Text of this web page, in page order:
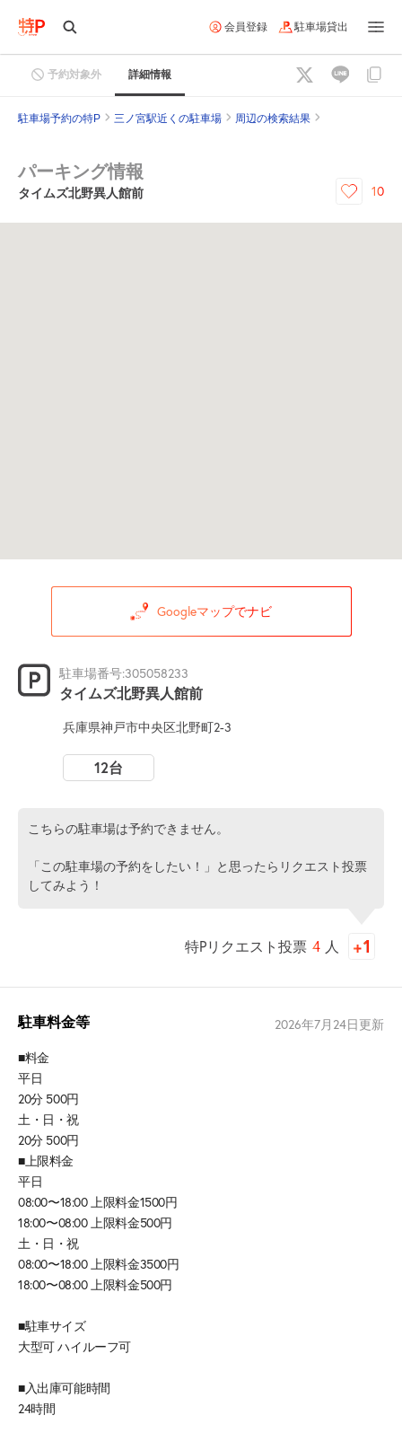
会員登録 駐車場貸出
予約対象外 詳細情報
駐車場予約の特P 三ノ宮駅近くの駐車場 周辺の検索結果
パーキング情報
タイムズ北野異人館前 10
Googleマップでナビ
駐車場番号:305058233
タイムズ北野異人館前
兵庫県神戸市中央区北野町2-3
12台
こちらの駐車場は予約できません。
「この駐車場の予約をしたい！」と思ったらリクエスト投票
してみよう！
特Pリクエスト投票 4 人
駐車料金等 2026年7月24日更新
■料金
平日
20分 500円
土・日・祝
20分 500円
■上限料金
平日
08:00〜18:00 上限料金1500円
18:00〜08:00 上限料金500円
土・日・祝
08:00〜18:00 上限料金3500円
18:00〜08:00 上限料金500円
■駐車サイズ
大型可 ハイルーフ可
■入出庫可能時間
24時間